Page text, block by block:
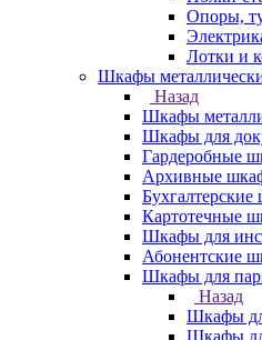
Опоры,
Лотки и
Шкафы
Назад
Шкафы
Шкафы для
Гардеробные
Архивные
Картотечные
Шкафы для
Абонентские
Шкафы для
Назад
Шкафы
Шкафы